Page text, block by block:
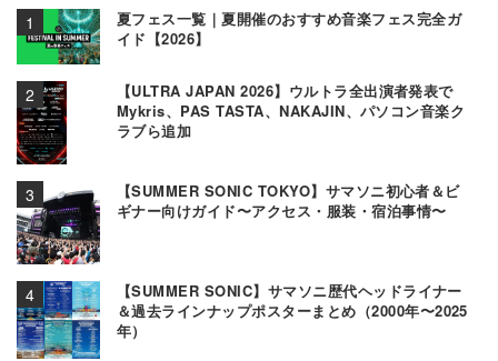
夏フェス一覧｜夏開催のおすすめ音楽フェス完全ガ
イド【2026】
【ULTRA JAPAN 2026】ウルトラ全出演者発表で
Mykris、PAS TASTA、NAKAJIN、パソコン音楽ク
ラブら追加
【SUMMER SONIC TOKYO】サマソニ初心者＆ビ
ギナー向けガイド〜アクセス・服装・宿泊事情〜
【SUMMER SONIC】サマソニ歴代ヘッドライナー
＆過去ラインナップポスターまとめ（2000年〜2025
年）